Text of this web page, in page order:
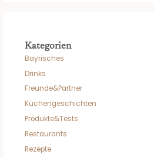
Kategorien
Bayrisches
Drinks
Freunde&Partner
Küchengeschichten
Produkte&Tests
Restaurants
Rezepte